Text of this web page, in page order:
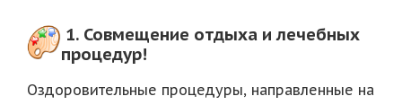
1. Совмещение отдыха и лечебных
процедур!
Оздоровительные процедуры, направленные на